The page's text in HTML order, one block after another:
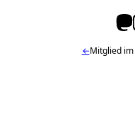
←Mitglied im